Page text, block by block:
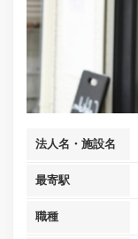
法人名・施設名
最寄駅
職種